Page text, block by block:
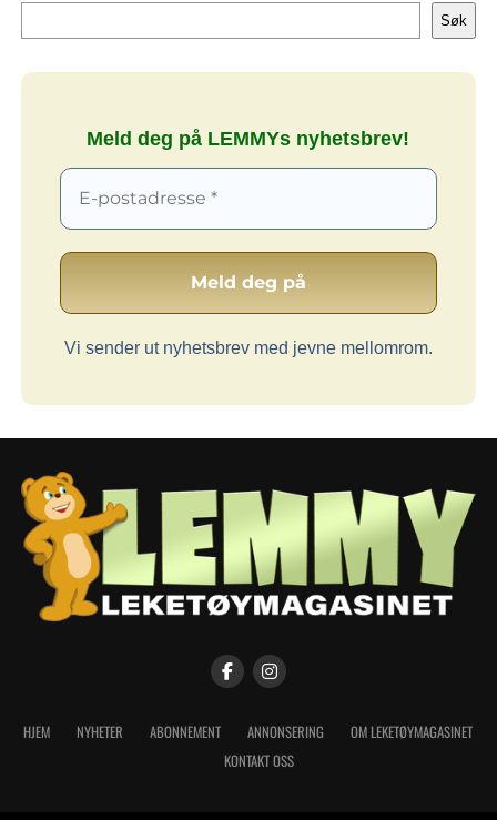
Søk
Søk
Meld deg på LEMMYs nyhetsbrev!
Vi sender ut nyhetsbrev med jevne mellomrom.
HJEM NYHETER ABONNEMENT ANNONSERING
OM LEKETØYMAGASINET
KONTAKT OSS